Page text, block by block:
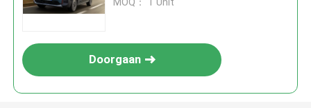
MOQ： 1 Unit
Doorgaan